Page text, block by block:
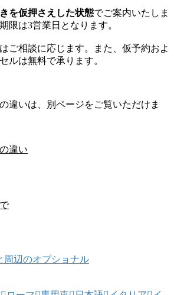
を仮押さえした状態でご案内いたしま
限は3営業日となります。
ご相談に応じます。また、仮予約およ
ルは無料で承ります。
違いは、別ページをご覧いただけま
違い
周辺のオプショナル